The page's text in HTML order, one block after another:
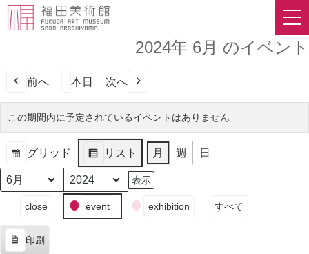
2024年 6月 のイベント
前へ 本日 次へ
この期間内に予定されているイベントはありません
グリッド
表
示
リスト
表
示
月 週 日
月
年
ン
close event exhibition すべて
印刷